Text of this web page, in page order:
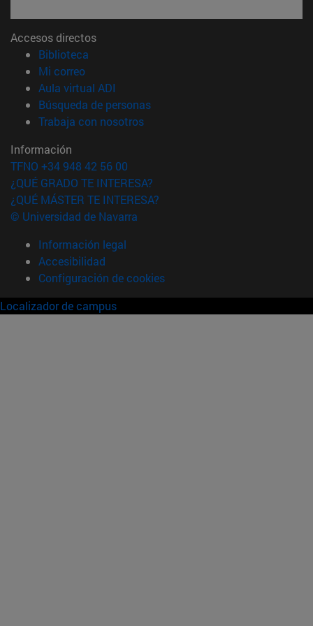
Accesos directos
Biblioteca
Mi correo(abre en nueva ventana)
Aula virtual ADI
Búsqueda de personas(abre en nueva ventana)
Trabaja con nosotros(abre en nueva ventana)
Información
TFNO +34 948 42 56 00
¿QUÉ GRADO TE INTERESA?
¿QUÉ MÁSTER TE INTERESA?
© Universidad de Navarra
Información legal
Accesibilidad
Configuración de cookies
Localizador de campus